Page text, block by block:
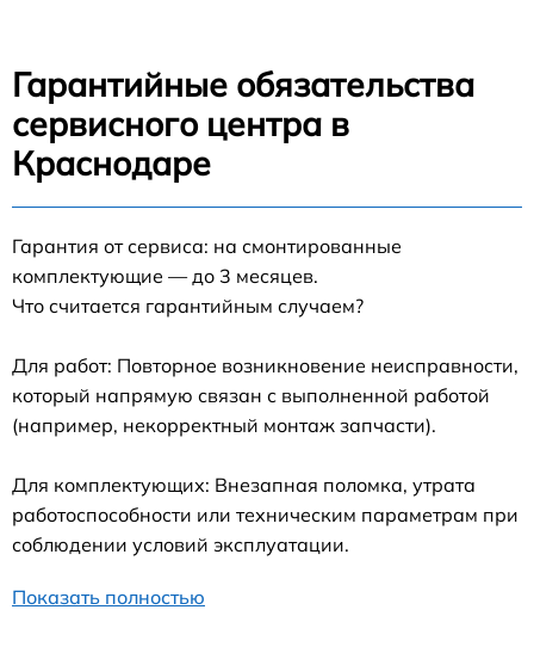
Гарантийные обязательства
сервисного центра в
Краснодаре
Гарантия от сервиса: на смонтированные
комплектующие — до 3 месяцев.
Что считается гарантийным случаем?
Для работ: Повторное возникновение неисправности,
который напрямую связан с выполненной работой
(например, некорректный монтаж запчасти).
Для комплектующих: Внезапная поломка, утрата
работоспособности или техническим параметрам при
соблюдении условий эксплуатации.
Показать полностью